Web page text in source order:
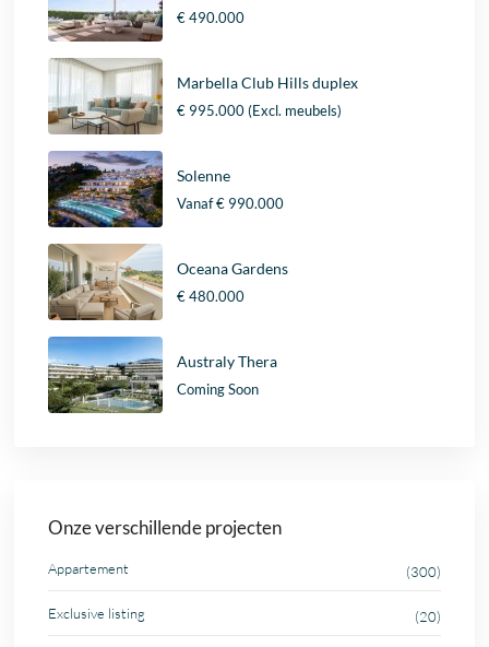
€ 490.000
Marbella Club Hills duplex
€ 995.000(Excl. meubels)
Solenne
Vanaf€ 990.000
Oceana Gardens
€ 480.000
Australy Thera
Coming Soon
Onze verschillende projecten
Appartement (300)
Exclusive listing (20)